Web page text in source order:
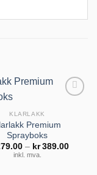
huskeliste
KLARLAKK
Premium
Sprayboks
– kr 389.00
inkl. mva.